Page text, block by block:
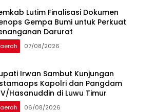
Lutim Finalisasi Dokumen
Gempa Bumi untuk Perkuat
Darurat
07/08/2026
Irwan Sambut Kunjungan
Kapolri dan Pangdam
Hasanuddin di Luwu Timur
06/08/2026